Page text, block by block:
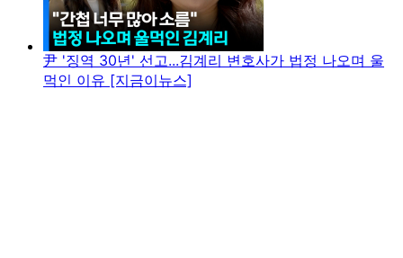
尹 '징역 30년' 선고...김계리 변호사가 법정 나오며 울
먹인 이유 [지금이뉴스]